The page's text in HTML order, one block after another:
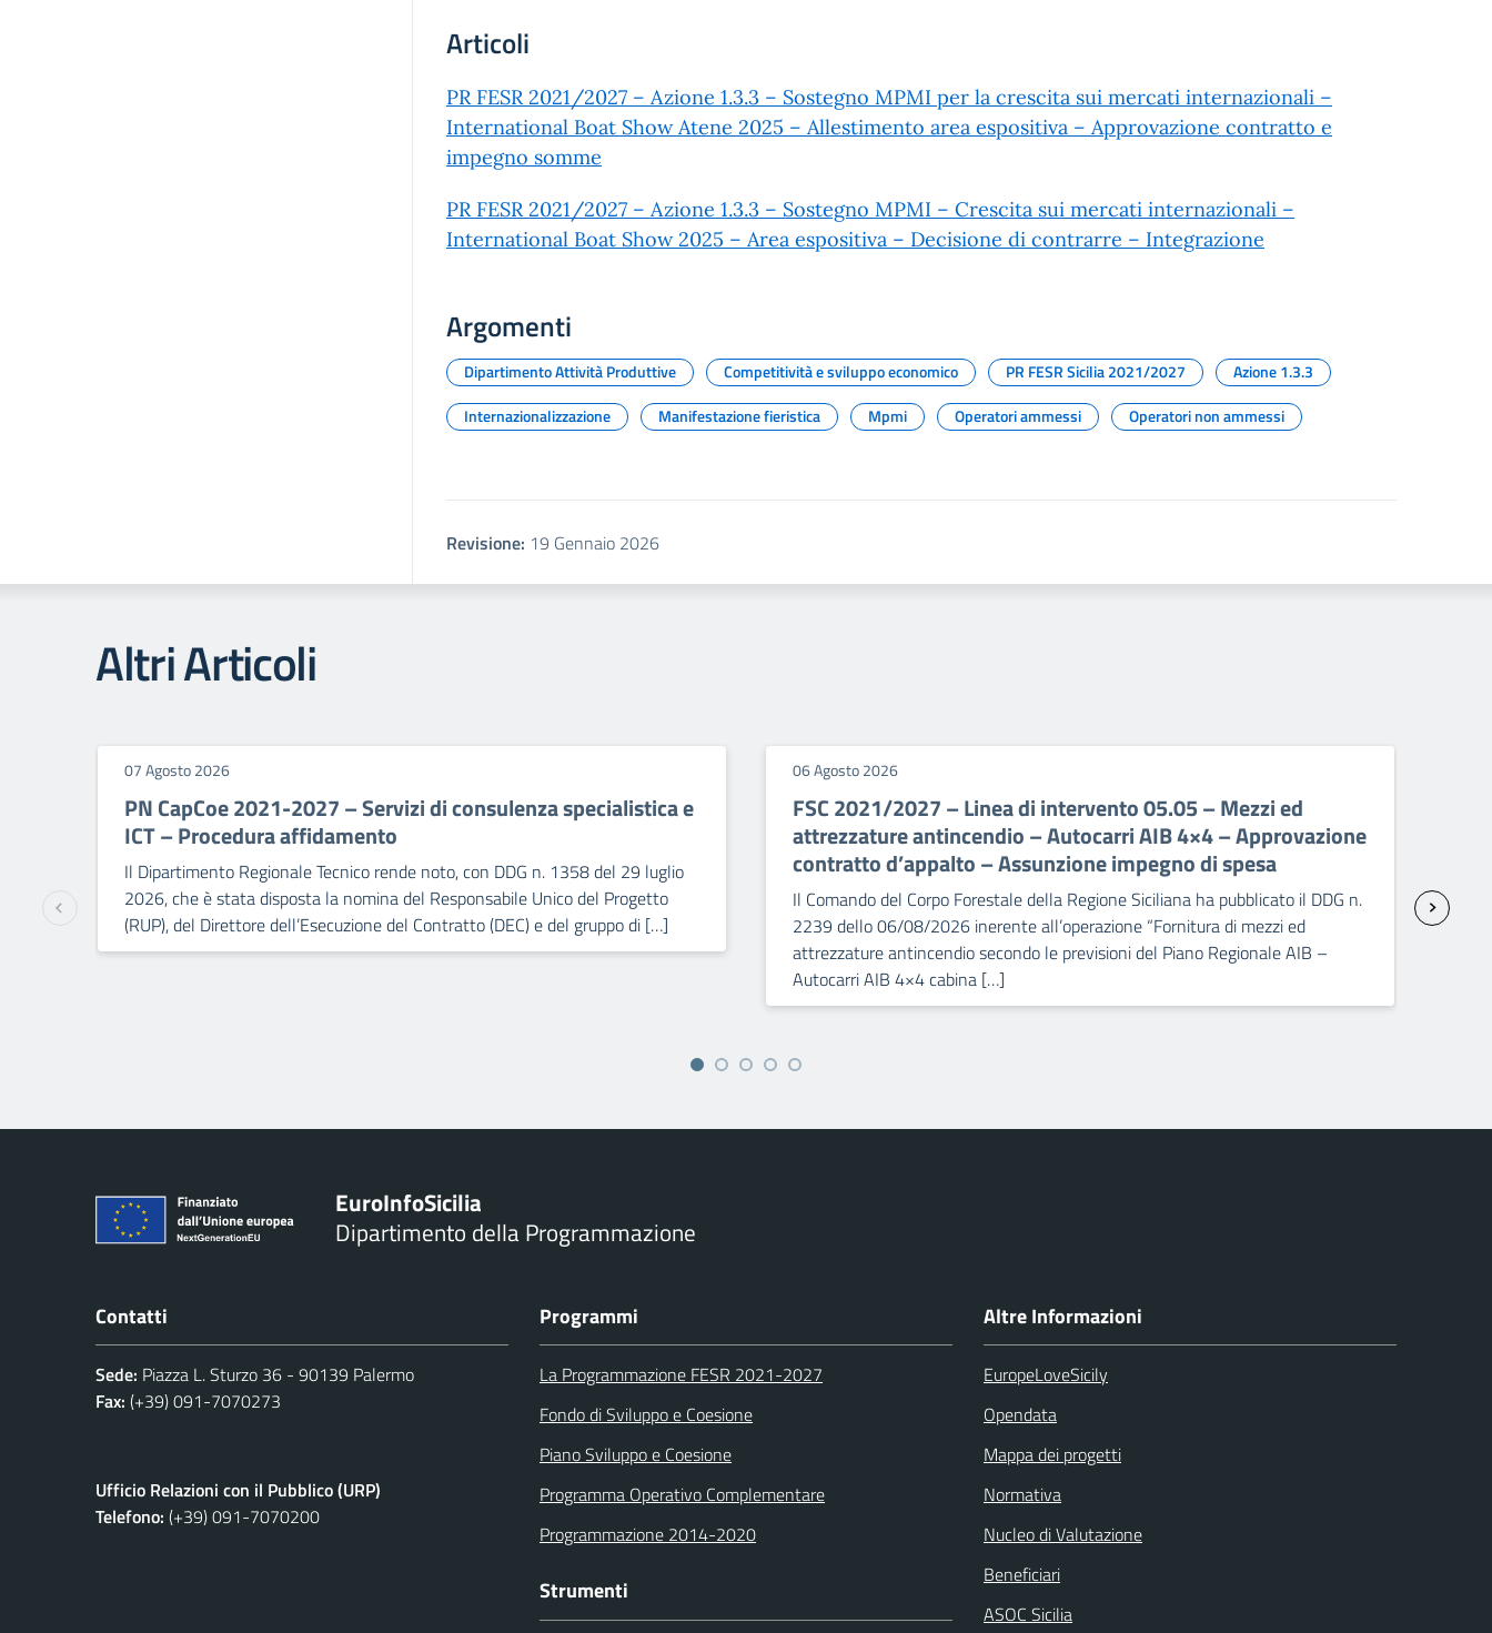
Articoli
PR FESR 2021/2027 – Azione 1.3.3 – Sostegno MPMI per la crescita sui mercati internazionali –
International Boat Show Atene 2025 – Allestimento area espositiva – Approvazione contratto e
impegno somme
PR FESR 2021/2027 – Azione 1.3.3 – Sostegno MPMI – Crescita sui mercati internazionali –
International Boat Show 2025 – Area espositiva – Decisione di contrarre – Integrazione
Argomenti
Dipartimento Attività Produttive Competitività e sviluppo economico PR FESR Sicilia 2021/2027
Azione 1.3.3
Internazionalizzazione
Manifestazione fieristica Mpmi Operatori ammessi Operatori non ammessi
Revisione: 19 Gennaio 2026
Altri Articoli
07 Agosto 2026
PN CapCoe 2021-2027 – Servizi di consulenza specialistica e
ICT – Procedura affidamento
Il Dipartimento Regionale Tecnico rende noto, con DDG n. 1358 del 29 luglio
2026, che è stata disposta la nomina del Responsabile Unico del Progetto
(RUP), del Direttore dell’Esecuzione del Contratto (DEC) e del gruppo di […]
06 Agosto 2026
FSC 2021/2027 – Linea di intervento 05.05 – Mezzi ed
attrezzature antincendio – Autocarri AIB 4×4 – Approvazione
contratto d’appalto – Assunzione impegno di spesa
Il Comando del Corpo Forestale della Regione Siciliana ha pubblicato il DDG n.
2239 dello 06/08/2026 inerente all’operazione “Fornitura di mezzi ed
attrezzature antincendio secondo le previsioni del Piano Regionale AIB –
Autocarri AIB 4×4 cabina […]
EuroInfoSicilia
Dipartimento della Programmazione
Contatti
Sede: Piazza L. Sturzo 36 - 90139 Palermo
Fax: (+39) 091-7070273
Ufficio Relazioni con il Pubblico (URP)
Telefono: (+39) 091-7070200
Programmi
La Programmazione FESR 2021-2027
Fondo di Sviluppo e Coesione
Piano Sviluppo e Coesione
Programma Operativo Complementare
Programmazione 2014-2020
Strumenti
Altre Informazioni
EuropeLoveSicily
Opendata
Mappa dei progetti
Normativa
Nucleo di Valutazione
Beneficiari
ASOC Sicilia